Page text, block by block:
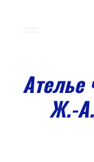
Ателье
Ж.-